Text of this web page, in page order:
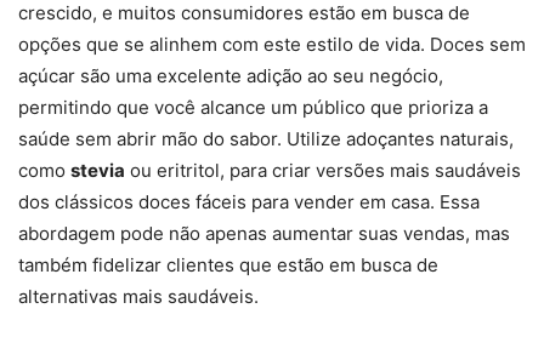
crescido, e muitos consumidores estão em busca de
opções que se alinhem com este estilo de vida. Doces sem
açúcar são uma excelente adição ao seu negócio,
permitindo que você alcance um público que prioriza a
saúde sem abrir mão do sabor. Utilize adoçantes naturais,
como stevia ou eritritol, para criar versões mais saudáveis
dos clássicos doces fáceis para vender em casa. Essa
abordagem pode não apenas aumentar suas vendas, mas
também fidelizar clientes que estão em busca de
alternativas mais saudáveis.